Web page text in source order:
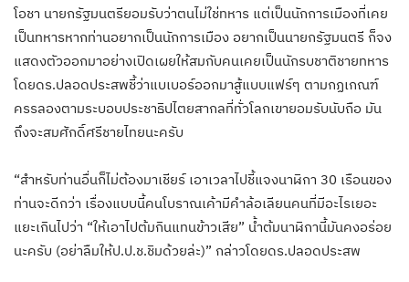
โอชา นายกรัฐมนตรียอมรับว่าตนไม่ใช่ทหาร แต่เป็นนักการเมืองที่เคย
เป็นทหารหากท่านอยากเป็นนักการเมือง อยากเป็นนายกรัฐมนตรี ก็จง
แสดงตัวออกมาอย่างเปิดเผยให้สมกับคนเคยเป็นนักรบชาติชายทหาร
โดยดร.ปลอดประสพชี้ว่าแบเบอร์ออกมาสู้แบบแฟร์ๆ ตามกฏเกณฑ์
ครรลองตามระบอบประชาธิปไตยสากลที่ทั่วโลกเขายอมรับนับถือ มัน
ถึงจะสมศักดิ์ศรีชายไทยนะครับ
“สำหรับท่านอื่นก็ไม่ต้องมาเชียร์ เอาเวลาไปชี้แจงนาฬิกา 30 เรือนของ
ท่านจะดีกว่า เรื่องแบบนี้คนโบราณเค้ามีคำล้อเลียนคนที่มีอะไรเยอะ
แยะเกินไปว่า “ให้เอาไปต้มกินแทนข้าวเสีย” น้ำต้มนาฬิกานี้มันคงอร่อย
นะครับ (อย่าลืมให้ป.ป.ช.ชิมด้วยล่ะ)” กล่าวโดยดร.ปลอดประสพ